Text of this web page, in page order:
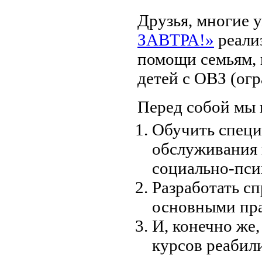
Друзья, многие
ЗАВТРА!»
помощи семьям,
детей с ОВЗ
Перед собой мы
Обучить
обслуживания
социально-
Разработать
основными
И, конечно
курсов